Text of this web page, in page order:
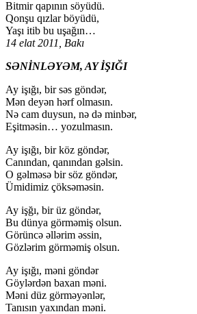
Bitmir qapının söyüdü.
Qonşu qızlar böyüdü,
Yaşı itib bu uşağın…
14 elat 2011, Bakı
SƏNİNLƏYƏM, AY İŞIĞI
Ay işığı, bir səs göndər,
Mən deyən hərf olmasın.
Nə cam duysun, nə də minbər,
Eşitməsin… yozulmasın.
Ay işığı, bir köz göndər,
Canından, qanından gəlsin.
O gəlməsə bir söz göndər,
Ümidimiz çöksəməsin.
Ay işğı, bir üz göndər,
Bu dünya görməmiş olsun.
Görüncə əllərim əssin,
Gözlərim görməmiş olsun.
Ay işığı, məni göndər
Göylərdən baxan məni.
Məni düz görməyənlər,
Tanısın yaxından məni.